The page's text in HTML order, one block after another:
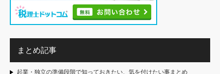
まとめ記事
起業・独立の準備段階で知っておきたい、気を付けたい事まとめ